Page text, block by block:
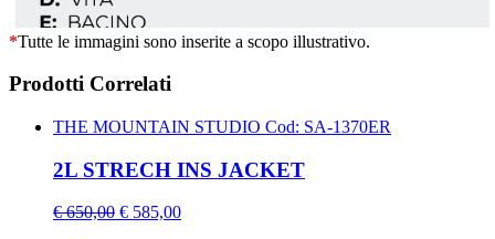
*Tutte le immagini sono inserite a scopo illustrativo.
Prodotti Correlati
THE MOUNTAIN STUDIO Cod: SA-1370ER
2L STRECH INS JACKET
€ 650,00 € 585,00